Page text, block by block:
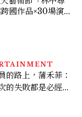
國作品×30場演出×
的路上，蒲禾菲：
的失敗都是必經過